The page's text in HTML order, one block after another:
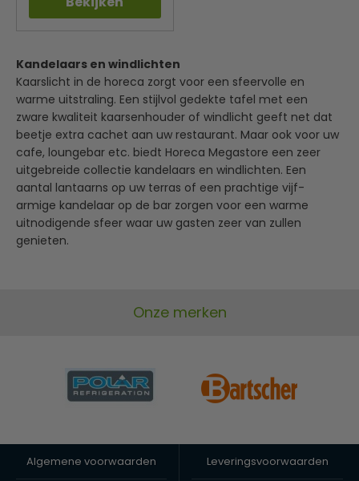
Kandelaars en windlichten
Kaarslicht in de horeca zorgt voor een sfeervolle en
warme uitstraling. Een stijlvol gedekte tafel met een
zware kwaliteit kaarsenhouder of windlicht geeft net dat
beetje extra cachet aan uw restaurant. Maar ook voor uw
cafe, loungebar etc. biedt Horeca Megastore een zeer
uitgebreide collectie kandelaars en windlichten. Een
aantal lantaarns op uw terras of een prachtige vijf-
armige kandelaar op de bar zorgen voor een warme
uitnodigende sfeer waar uw gasten zeer van zullen
genieten.
Onze merken
Algemene voorwaarden Leveringsvoorwaarden